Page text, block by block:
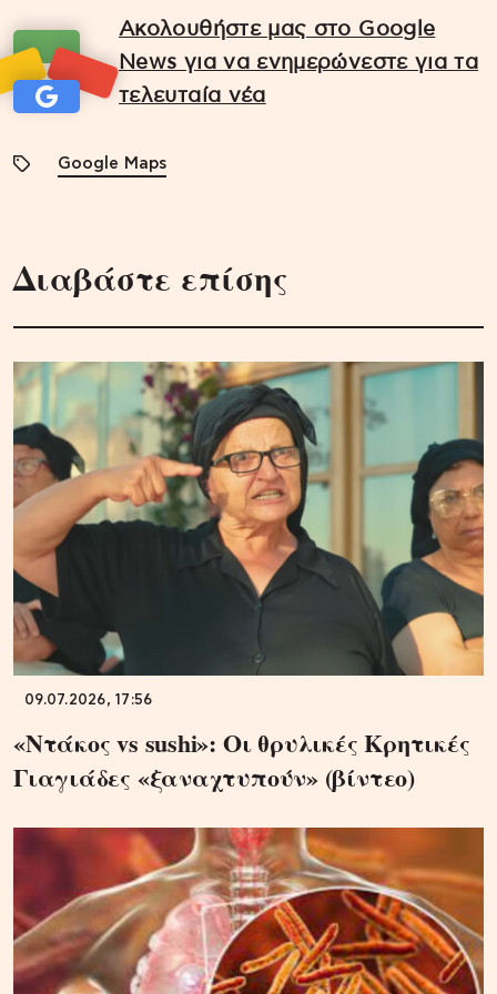
Ακολουθήστε μας στο Google
News για να ενημερώνεστε για τα
τελευταία νέα
Google Maps
Διαβάστε επίσης
09.07.2026, 17:56
«Ντάκος vs sushi»: Οι θρυλικές Κρητικές
Γιαγιάδες «ξαναχτυπούν» (βίντεο)